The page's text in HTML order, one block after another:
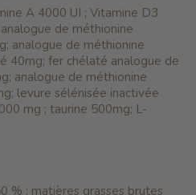
A 4000 UI ; Vitamine D3
de méthionine
analogue de méthionine
40mg; fer chélaté analogue de
analogue de méthionine
levure sélénisée inactivée
mg ; taurine 500mg; L-
% ; matières grasses brutes